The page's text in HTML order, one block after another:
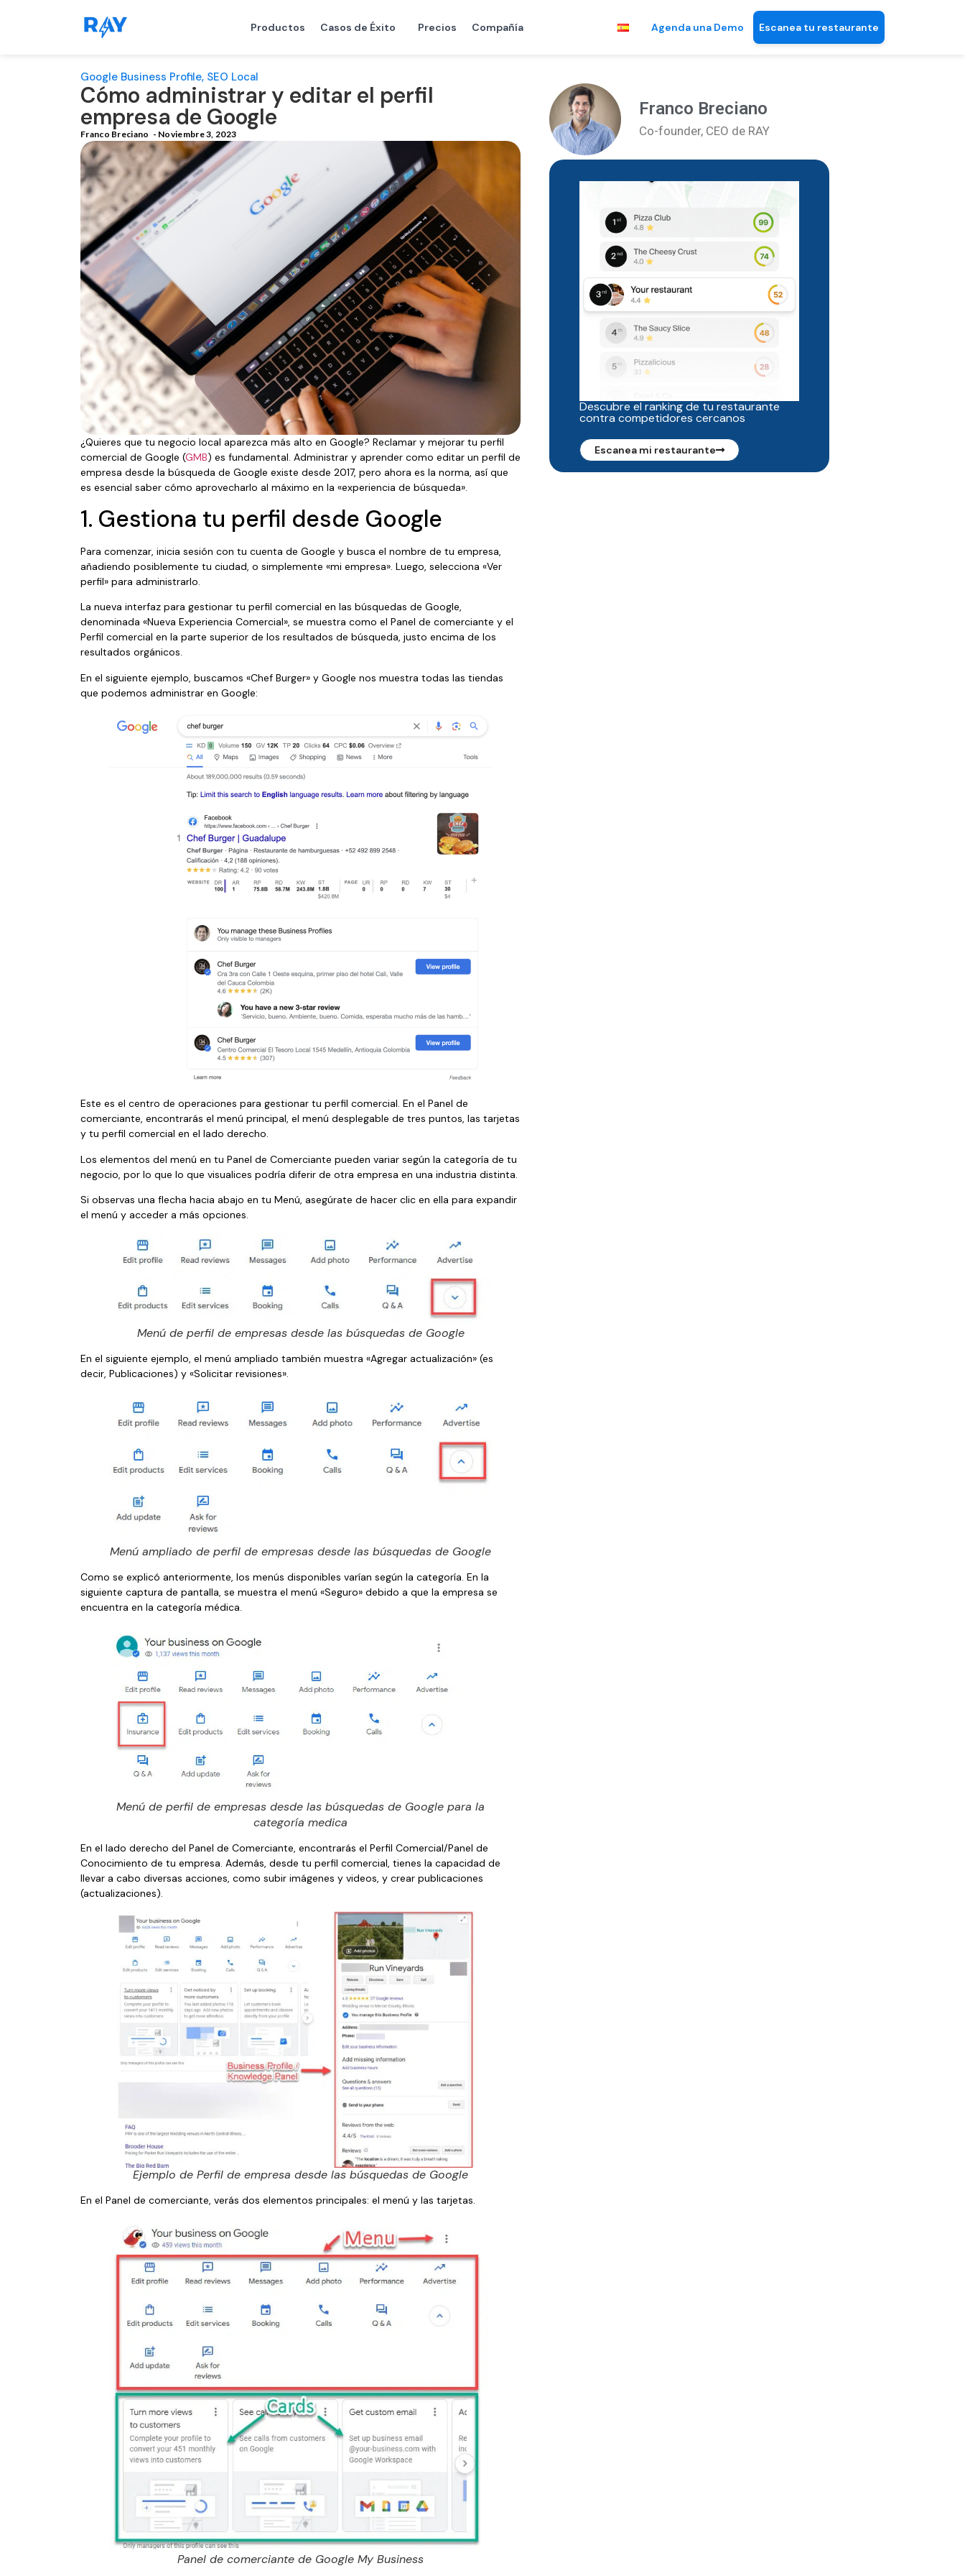
Productos Casos de Éxito Precios Compañía Agenda una Demo Escanea tu restaurante
Google Business Profile, SEO Local
Cómo administrar y editar el perfil
empresa de Google
Franco Breciano - Noviembre 3, 2023
¿Quieres que tu negocio local aparezca más alto en Google? Reclamar y mejorar tu perfil
comercial de Google (GMB) es fundamental. Administrar y aprender como editar un perfil de
empresa desde la búsqueda de Google existe desde 2017, pero ahora es la norma, así que
es esencial saber cómo aprovecharlo al máximo en la «experiencia de búsqueda».
1. Gestiona tu perfil desde Google
Para comenzar, inicia sesión con tu cuenta de Google y busca el nombre de tu empresa,
añadiendo posiblemente tu ciudad, o simplemente «mi empresa». Luego, selecciona «Ver
perfil» para administrarlo.
La nueva interfaz para gestionar tu perfil comercial en las búsquedas de Google,
denominada «Nueva Experiencia Comercial», se muestra como el Panel de comerciante y el
Perfil comercial en la parte superior de los resultados de búsqueda, justo encima de los
resultados orgánicos.
En el siguiente ejemplo, buscamos «Chef Burger» y Google nos muestra todas las tiendas
que podemos administrar en Google:
Este es el centro de operaciones para gestionar tu perfil comercial. En el Panel de
comerciante, encontrarás el menú principal, el menú desplegable de tres puntos, las tarjetas
y tu perfil comercial en el lado derecho.
Los elementos del menú en tu Panel de Comerciante pueden variar según la categoría de tu
negocio, por lo que lo que visualices podría diferir de otra empresa en una industria distinta.
Si observas una flecha hacia abajo en tu Menú, asegúrate de hacer clic en ella para expandir
el menú y acceder a más opciones.
Menú de perfil de empresas desde las búsquedas de Google
En el siguiente ejemplo, el menú ampliado también muestra «Agregar actualización» (es
decir, Publicaciones) y «Solicitar revisiones».
Menú ampliado de perfil de empresas desde las búsquedas de Google
Como se explicó anteriormente, los menús disponibles varían según la categoría. En la
siguiente captura de pantalla, se muestra el menú «Seguro» debido a que la empresa se
encuentra en la categoría médica.
Menú de perfil de empresas desde las búsquedas de Google para la
categoría medica
En el lado derecho del Panel de Comerciante, encontrarás el Perfil Comercial/Panel de
Conocimiento de tu empresa. Además, desde tu perfil comercial, tienes la capacidad de
llevar a cabo diversas acciones, como subir imágenes y videos, y crear publicaciones
(actualizaciones).
Ejemplo de Perfil de empresa desde las búsquedas de Google
En el Panel de comerciante, verás dos elementos principales: el menú y las tarjetas.
Panel de comerciante de Google My Business
Franco Breciano
Co-founder, CEO de RAY
Descubre el ranking de tu restaurante
contra competidores cercanos
Escanea mi restaurante